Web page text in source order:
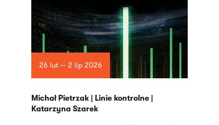
26 lut — 2 lip 2026
Michał Pietrzak | Linie kontrolne |
Katarzyna Szarek